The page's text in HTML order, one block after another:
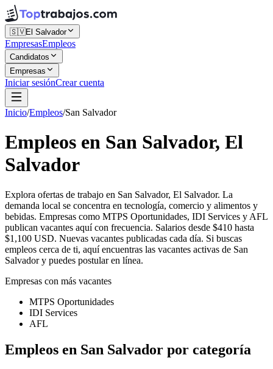
🇸🇻El Salvador
EmpresasEmpleos
Candidatos
Empresas
Iniciar sesiónCrear cuenta
Inicio/Empleos/San Salvador
Empleos en San Salvador, El
Salvador
Explora ofertas de trabajo en San Salvador, El Salvador. La
demanda local se concentra en tecnología, comercio y alimentos y
bebidas. Empresas como MTPS Oportunidades, IDI Services y AFL
publican vacantes aquí con frecuencia. Salarios desde $410 hasta
$1,100 USD. Nuevas vacantes publicadas cada día. Si buscas
empleos cerca de ti, aquí encuentras las vacantes activas de San
Salvador y puedes postular en línea.
Empresas con más vacantes
MTPS Oportunidades
IDI Services
AFL
Empleos en San Salvador por categoría